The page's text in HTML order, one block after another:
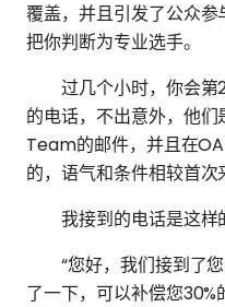
覆盖，并且引发了公众
把你判断为专业选手。
过几个小时，你会第2
的电话，不出意外，他
Team的邮件，并且在
的，语气和条件相较首次
我接到的电话是这样
“您好，我们接到了您
了一下，可以补偿您30%